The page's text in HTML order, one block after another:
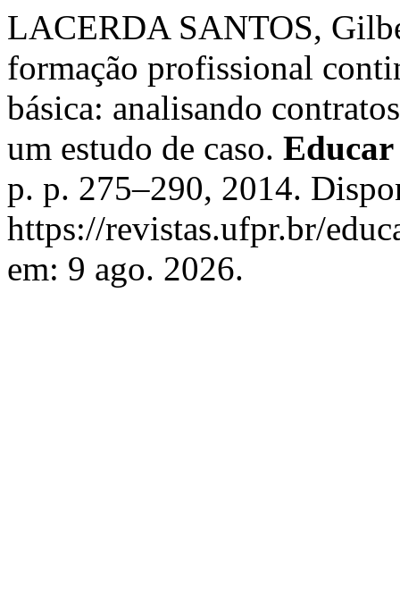
LACERDA SANTOS,
formação profissional
básica: analisando
um estudo de caso. Educar
p. p. 275–290, 2014.
https://revistas.ufpr.br/
em: 9 ago. 2026.